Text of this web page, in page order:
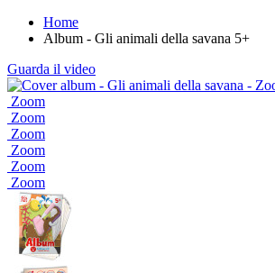
Home
Album - Gli animali della savana 5+
Guarda il video
Zoom
Zoom
Zoom
Zoom
Zoom
Zoom